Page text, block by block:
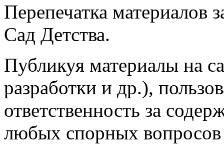
Перепечатка
Сад Детства.
Публикуя материалы на
разработки и др.),
ответственность за
любых спорных